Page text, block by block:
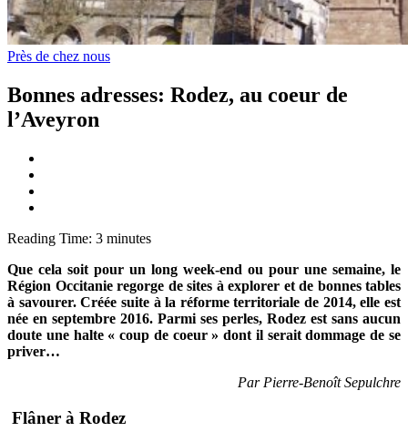
Près de chez nous
Bonnes adresses: Rodez, au coeur de
l’Aveyron
Reading Time: 3 minutes
Que cela soit pour un long week-end ou pour une semaine, le
Région Occitanie regorge de sites à explorer et de bonnes tables
à savourer. Créée suite à la réforme territoriale de 2014, elle est
née en septembre 2016. Parmi ses perles, Rodez est sans aucun
doute une halte « coup de coeur » dont il serait dommage de se
priver…
Par Pierre-Benoît Sepulchre
Flâner à Rodez